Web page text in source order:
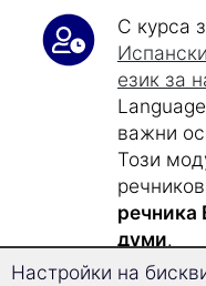
С курса
език за
важни
Този
речника
думи.
Настройки на